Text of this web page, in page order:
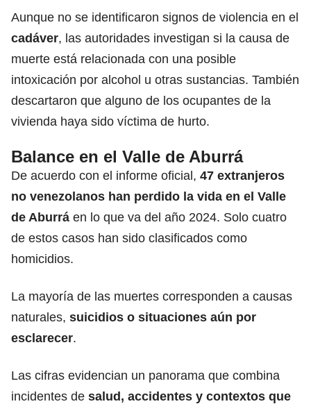
Aunque no se identificaron signos de violencia en el
cadáver, las autoridades investigan si la causa de
muerte está relacionada con una posible
intoxicación por alcohol u otras sustancias. También
descartaron que alguno de los ocupantes de la
vivienda haya sido víctima de hurto.
Balance en el Valle de Aburrá
De acuerdo con el informe oficial, 47 extranjeros
no venezolanos han perdido la vida en el Valle
de Aburrá en lo que va del año 2024. Solo cuatro
de estos casos han sido clasificados como
homicidios.
La mayoría de las muertes corresponden a causas
naturales, suicidios o situaciones aún por
esclarecer.
Las cifras evidencian un panorama que combina
incidentes de salud, accidentes y contextos que